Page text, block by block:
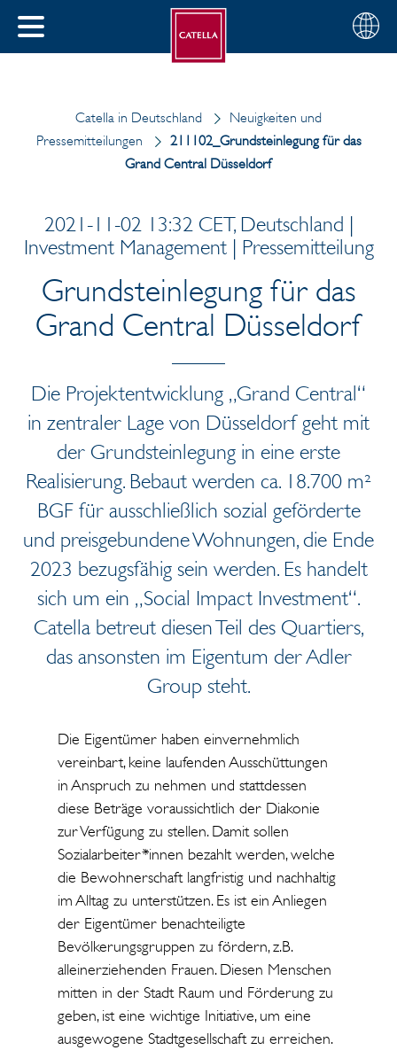
SCHLIESSEN
Wählen
Sie
Deutsch
Catella in Deutschland
Neuigkeiten und
Pressemitteilungen
211102_Grundsteinlegung für das
Grand Central Düsseldorf
2021-11-02 13:32 CET, Deutschland |
Investment Management | Pressemitteilung
Grundsteinlegung für das
Grand Central Düsseldorf
Die Projektentwicklung „Grand Central“
in zentraler Lage von Düsseldorf geht mit
der Grundsteinlegung in eine erste
Realisierung. Bebaut werden ca. 18.700 m²
BGF für ausschließlich sozial geförderte
und preisgebundene Wohnungen, die Ende
2023 bezugsfähig sein werden. Es handelt
sich um ein „Social Impact Investment“.
Catella betreut diesen Teil des Quartiers,
das ansonsten im Eigentum der Adler
Group steht.
Die Eigentümer haben einvernehmlich
vereinbart, keine laufenden Ausschüttungen
in Anspruch zu nehmen und stattdessen
diese Beträge voraussichtlich der Diakonie
zur Verfügung zu stellen. Damit sollen
Sozialarbeiter*innen bezahlt werden, welche
die Bewohnerschaft langfristig und nachhaltig
im Alltag zu unterstützen. Es ist ein Anliegen
der Eigentümer benachteiligte
Bevölkerungsgruppen zu fördern, z.B.
alleinerziehenden Frauen. Diesen Menschen
mitten in der Stadt Raum und Förderung zu
geben, ist eine wichtige Initiative, um eine
ausgewogene Stadtgesellschaft zu erreichen.